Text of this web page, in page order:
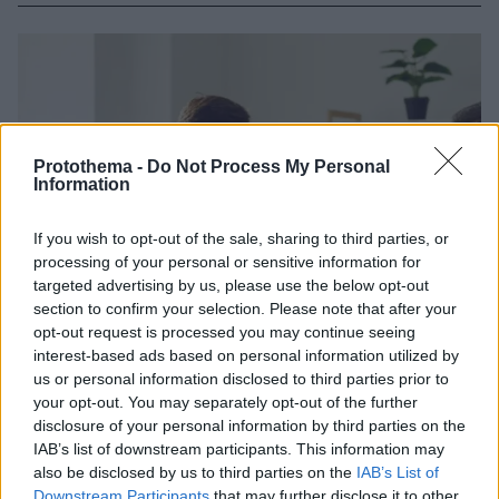
Protothema - Do Not Process My Personal
Information
If you wish to opt-out of the sale, sharing to third parties, or
processing of your personal or sensitive information for
targeted advertising by us, please use the below opt-out
section to confirm your selection. Please note that after your
opt-out request is processed you may continue seeing
interest-based ads based on personal information utilized by
us or personal information disclosed to third parties prior to
your opt-out. You may separately opt-out of the further
disclosure of your personal information by third parties on the
IAB’s list of downstream participants. This information may
also be disclosed by us to third parties on the IAB’s List of